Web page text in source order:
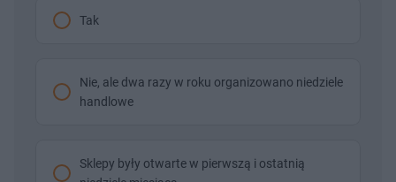
Tak
Nie, ale dwa razy w roku organizowano niedziele
handlowe
Sklepy były otwarte w pierwszą i ostatnią